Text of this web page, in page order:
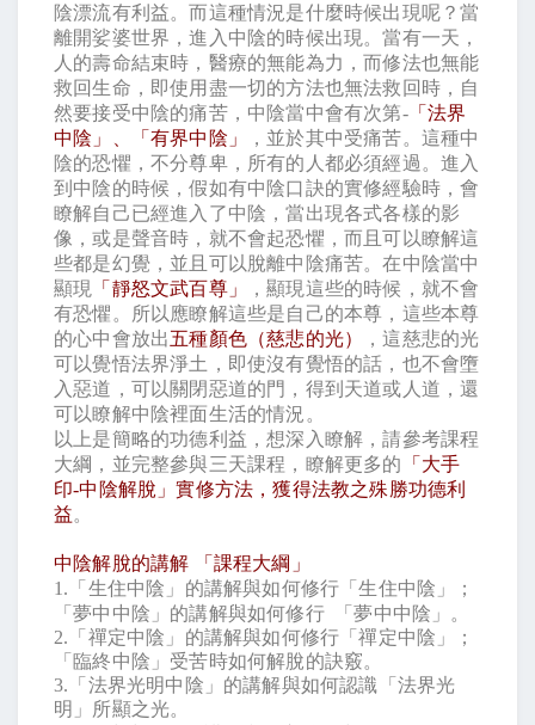
陰漂流有利益。而這種情況是什麼時候出現呢？當
離開娑婆世界，進入中陰的時候出現。當有一天，
人的壽命結束時，醫療的無能為力，而修法也無能
救回生命，即使用盡一切的方法也無法救回時，自
然要接受中陰的痛苦，中陰當中會有次第-「法界
中陰」、「有界中陰」
，並於其中受痛苦。這種中
陰的恐懼，不分尊卑，所有的人都必須經過。進入
到中陰的時候，假如有中陰口訣的實修經驗時，會
瞭解自己已經進入了中陰，當出現各式各樣的影
像，或是聲音時，就不會起恐懼，而且可以瞭解這
些都是幻覺，並且可以脫離中陰痛苦。在中陰當中
顯現
「靜怒文武百尊」
，顯現這些的時候，就不會
有恐懼。所以應瞭解這些是自己的本尊，這些本尊
的心中會放出五種顏色（慈悲的光）
，這慈悲的光
可以覺悟法界淨土，即使沒有覺悟的話，也不會墮
入惡道，可以關閉惡道的門，得到天道或人道，還
可以瞭解中陰裡面生活的情況。
以上是簡略的功德利益，想深入瞭解，請參考課程
大綱，並完整參與三天課程，瞭解更多的 「大手
印-中陰解脫」實修方法，獲得法教之殊勝功德利
益。
中陰解脫的講解
「課程大綱」
1. 「生住中陰」的講解與如何修行「生住中陰」；
「夢中中陰」的講解與如何修行
「夢中中陰」。
2. 「禪定中陰」的講解與如何修行「禪定中陰」；
「臨終中陰」受苦時如何解脫的訣竅。
3. 「法界光明中陰」的講解與如何認識「法界光
明」所顯之光。